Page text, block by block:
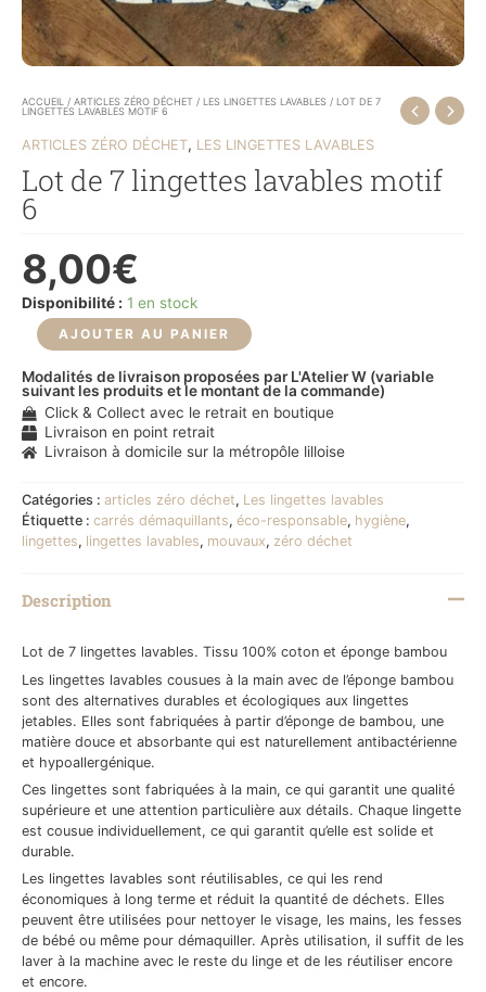
ACCUEIL / ARTICLES ZÉRO DÉCHET / LES LINGETTES LAVABLES / LOT DE 7
LINGETTES LAVABLES MOTIF 6
ARTICLES ZÉRO DÉCHET, LES LINGETTES LAVABLES
Lot de 7 lingettes lavables motif
6
8,00€
Disponibilité : 1 en stock
AJOUTER AU PANIER
Modalités de livraison proposées par L'Atelier W (variable
suivant les produits et le montant de la commande)
Click & Collect avec le retrait en boutique
Livraison en point retrait
Livraison à domicile sur la métropôle lilloise
Catégories : articles zéro déchet, Les lingettes lavables
Étiquette : carrés démaquillants, éco-responsable, hygiène,
lingettes, lingettes lavables, mouvaux, zéro déchet
Description
Lot de 7 lingettes lavables. Tissu 100% coton et éponge bambou
Les lingettes lavables cousues à la main avec de l’éponge bambou
sont des alternatives durables et écologiques aux lingettes
jetables. Elles sont fabriquées à partir d’éponge de bambou, une
matière douce et absorbante qui est naturellement antibactérienne
et hypoallergénique.
Ces lingettes sont fabriquées à la main, ce qui garantit une qualité
supérieure et une attention particulière aux détails. Chaque lingette
est cousue individuellement, ce qui garantit qu’elle est solide et
durable.
Les lingettes lavables sont réutilisables, ce qui les rend
économiques à long terme et réduit la quantité de déchets. Elles
peuvent être utilisées pour nettoyer le visage, les mains, les fesses
de bébé ou même pour démaquiller. Après utilisation, il suffit de les
laver à la machine avec le reste du linge et de les réutiliser encore
et encore.